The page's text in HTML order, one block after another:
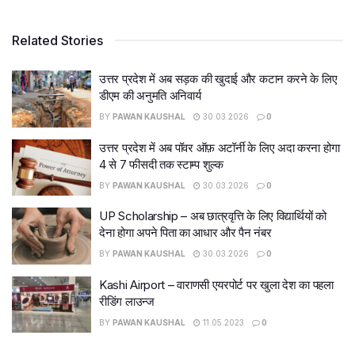
Related Stories
उत्तर प्रदेश में अब सड़क की खुदाई और कटान करने के लिए
डीएम की अनुमति अनिवार्य
BY PAWAN KAUSHAL 30.03.2026 0
उत्तर प्रदेश में अब पॉवर ऑफ़ अटॉर्नी के लिए अदा करना होगा
4 से 7 फीसदी तक स्टाम्प शुल्क
BY PAWAN KAUSHAL 30.03.2026 0
UP Scholarship – अब छात्रवृत्ति के लिए विद्यार्थियों को
देना होगा अपने पिता का आधार और पैन नंबर
BY PAWAN KAUSHAL 30.03.2026 0
Kashi Airport – वाराणसी एयरपोर्ट पर खुला देश का पहला
रीडिंग लाउन्ज
BY PAWAN KAUSHAL 11.05.2023 0